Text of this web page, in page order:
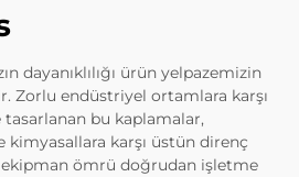
dayanıklılığı ürün yelpazemizin
Zorlu endüstriyel ortamlara karşı
tasarlanan bu kaplamalar,
kimyasallara karşı üstün direnç
ömrü doğrudan işletme